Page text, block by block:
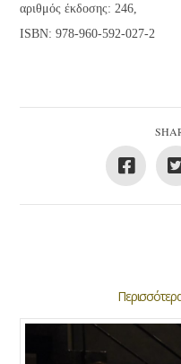
αριθμός έκδοσης: 246,
ISBN: 978-960-592-027-2